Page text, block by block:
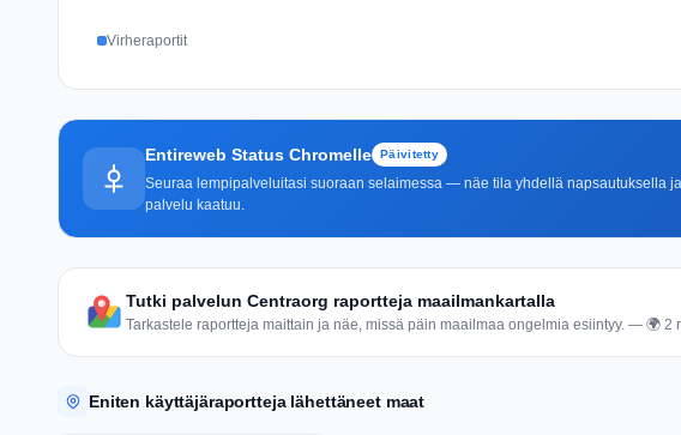
Virheraportit
Entireweb Status Chromelle Päivitetty
Seuraa lempipalveluitasi suoraan selaimessa — näe tila yhdellä napsautuksella
palvelu kaatuu.
Tutki palvelun Centraorg raportteja maailmankartalla
Tarkastele raportteja maittain ja näe, missä päin maailmaa ongelmia esiintyy. — 🌍 2
Eniten käyttäjäraportteja lähettäneet maat